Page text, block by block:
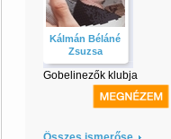
Kálmán Béláné
Zsuzsa
Gobelinezők klubja